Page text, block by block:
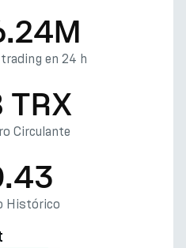
en 24 h
TRX
Circulante
Histórico